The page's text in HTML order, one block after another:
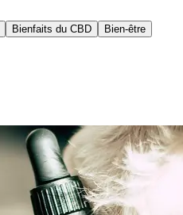
Bienfaits du CBD
Bien-être